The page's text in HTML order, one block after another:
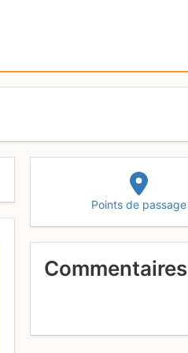
Points de passage
Commentaires